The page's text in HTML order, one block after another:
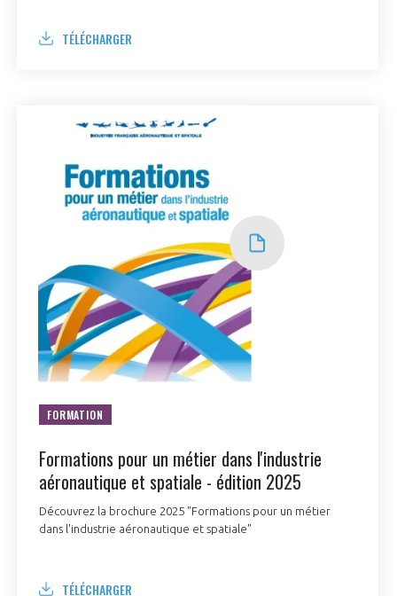
TÉLÉCHARGER
FORMATION
Formations pour un métier dans l'industrie
aéronautique et spatiale - édition 2025
Découvrez la brochure 2025 "Formations pour un métier
dans l'industrie aéronautique et spatiale"
TÉLÉCHARGER